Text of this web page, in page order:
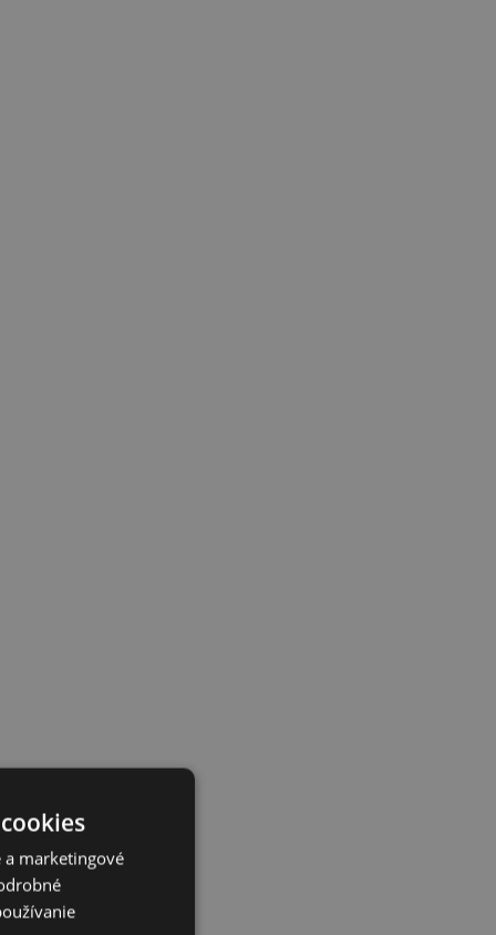
marketingové